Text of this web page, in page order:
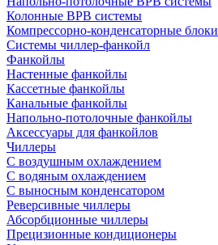
Колонные ВРВ системы
Компрессорно-конденсаторные блоки
Системы чиллер-фанкойл
Фанкойлы
Настенные фанкойлы
Кассетные фанкойлы
Канальные фанкойлы
Напольно-потолочные фанкойлы
Аксессуары для фанкойлов
Чиллеры
С воздушным охлаждением
С водяным охлаждением
С выносным конденсатором
Реверсивные чиллеры
Абсорбционные чиллеры
Прецизионные кондиционеры